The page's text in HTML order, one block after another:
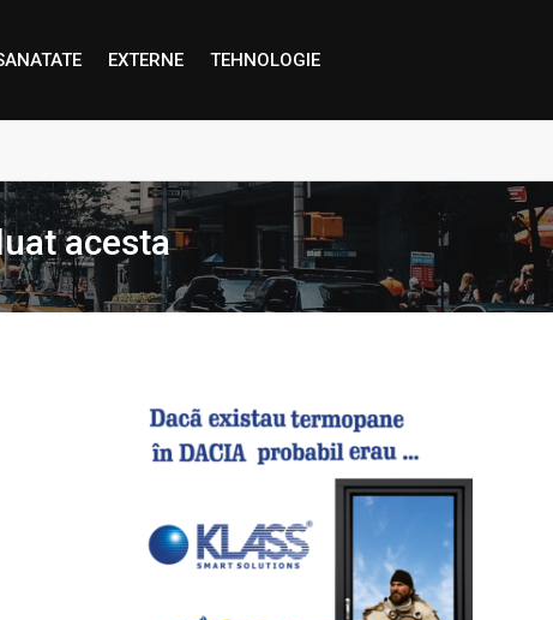
EXTERNE TEHNOLOGIE
decât credem”
acesta